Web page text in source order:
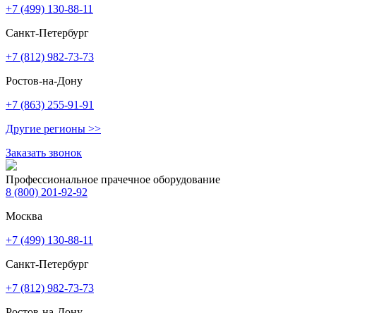
+7 (499) 130-88-11
Санкт-Петербург
+7 (812) 982-73-73
Ростов-на-Дону
+7 (863) 255-91-91
Другие регионы >>
Заказать звонок
Профессиональное прачечное оборудование
8 (800) 201-92-92
Москва
+7 (499) 130-88-11
Санкт-Петербург
+7 (812) 982-73-73